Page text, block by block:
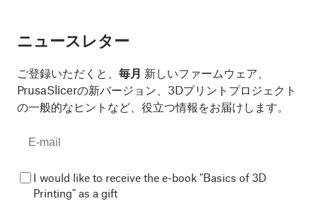
ニュースレター
ご登録いただくと、 毎月 新しいファームウェア、
PrusaSlicerの新バージョン、3Dプリントプロジェクト
の一般的なヒントなど、役立つ情報をお届けします。
I would like to receive the e-book "Basics of 3D
Printing" as a gift